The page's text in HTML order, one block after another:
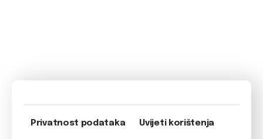
Privatnost podataka Uvijeti korištenja